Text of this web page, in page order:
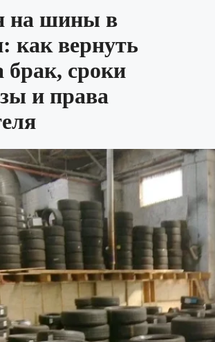
на шины в
как вернуть
брак, сроки
и права